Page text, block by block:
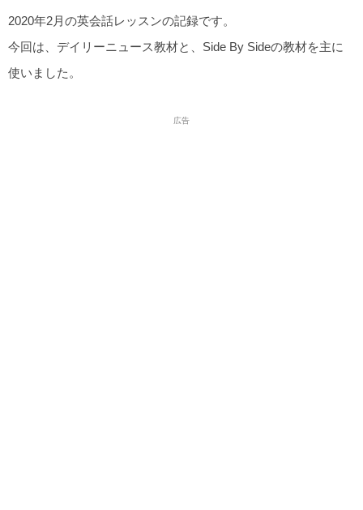
2020年2月の英会話レッスンの記録です。
今回は、デイリーニュース教材と、Side By Sideの教材を主に
使いました。
広告